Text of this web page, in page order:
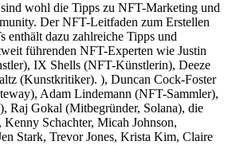
wohl die Tipps zu NFT-Marketing und
Der NFT-Leitfaden zum Erstellen
enthält dazu zahlreiche Tipps und
führenden NFT-Experten wie Justin
IX Shells (NFT-Künstlerin), Deeze
(Kunstkritiker). ), Duncan Cock-Foster
Adam Lindemann (NFT-Sammler),
Raj Gokal (Mitbegründer, Solana), die
Schachter, Micah Johnson,
Stark, Trevor Jones, Krista Kim, Claire